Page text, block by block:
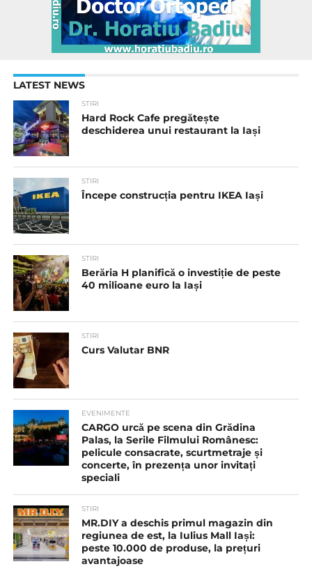
LATEST NEWS
STIRI
Hard Rock Cafe pregătește
deschiderea unui restaurant la Iași
STIRI
Începe construcția pentru IKEA Iași
STIRI
Berăria H planifică o investiție de peste
40 milioane euro la Iași
STIRI
Curs Valutar BNR
EVENIMENTE
CARGO urcă pe scena din Grădina
Palas, la Serile Filmului Românesc:
pelicule consacrate, scurtmetraje și
concerte, în prezența unor invitați
speciali
STIRI
MR.DIY a deschis primul magazin din
regiunea de est, la Iulius Mall Iași:
peste 10.000 de produse, la prețuri
avantajoase